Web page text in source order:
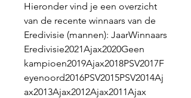
Hieronder vind je een overzicht
van de recente winnaars van de
Eredivisie (mannen): JaarWinnaars
Eredivisie2021Ajax2020Geen
kampioen2019Ajax2018PSV2017F
eyenoord2016PSV2015PSV2014Aj
ax2013Ajax2012Ajax2011Ajax